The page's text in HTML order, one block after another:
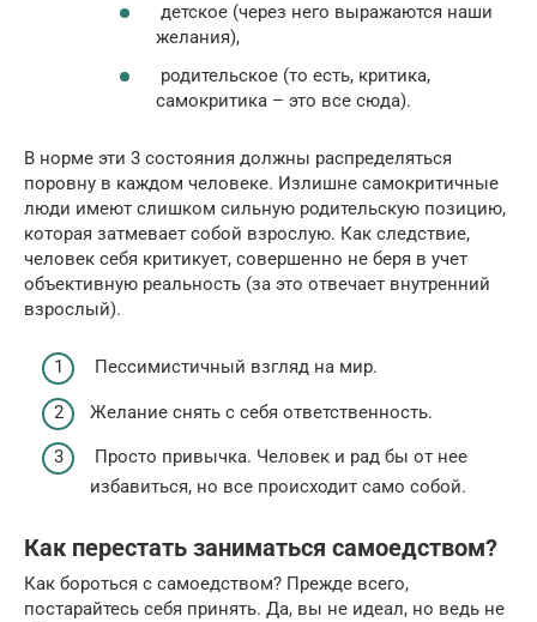
детское (через него выражаются наши
желания),
родительское (то есть, критика,
самокритика – это все сюда).
В норме эти 3 состояния должны распределяться
поровну в каждом человеке. Излишне самокритичные
люди имеют слишком сильную родительскую позицию,
которая затмевает собой взрослую. Как следствие,
человек себя критикует, совершенно не беря в учет
объективную реальность (за это отвечает внутренний
взрослый).
Пессимистичный взгляд на мир.
Желание снять с себя ответственность.
Просто привычка. Человек и рад бы от нее
избавиться, но все происходит само собой.
Как перестать заниматься самоедством?
Как бороться с самоедством? Прежде всего,
постарайтесь себя принять. Да, вы не идеал, но ведь не